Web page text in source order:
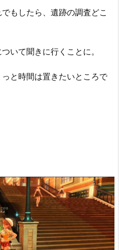
もしたら、遺跡の調査どこ
いて聞きに行くことに。
と時間は置きたいところで